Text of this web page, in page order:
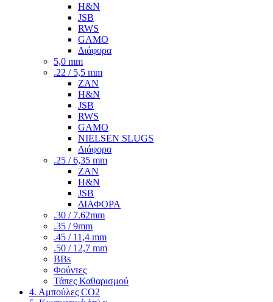
H&N
JSB
RWS
GAMO
Διάφορα
5,0 mm
.22 / 5,5 mm
ZAN
H&N
JSB
RWS
GAMO
NIELSEN SLUGS
Διάφορα
.25 / 6,35 mm
ZAN
H&N
JSB
ΔΙΑΦΟΡΑ
.30 / 7.62mm
.35 / 9mm
.45 / 11,4 mm
.50 / 12,7 mm
BBs
Φούντες
Τάπες Καθαρισμού
4. Αμπούλες CO2